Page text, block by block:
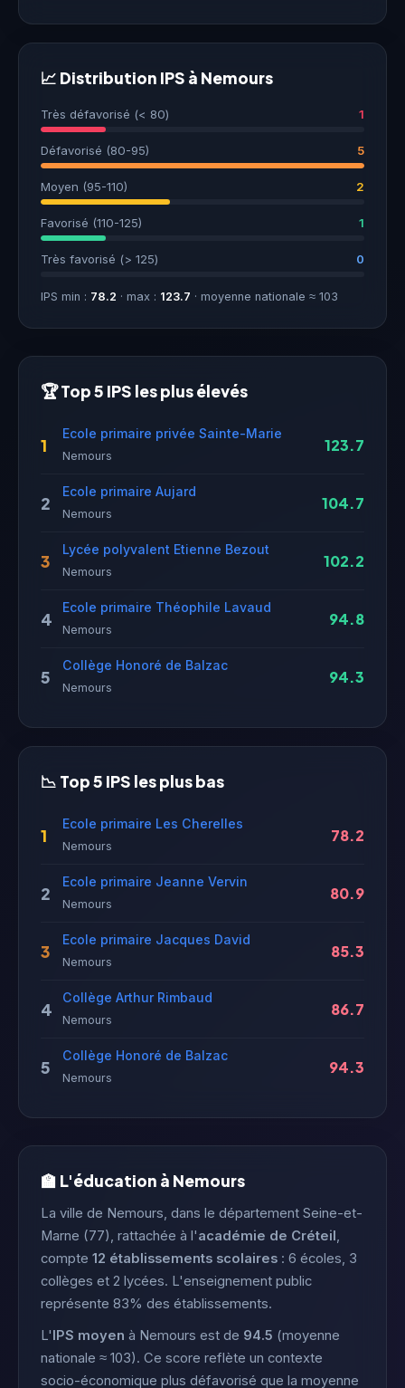
📈 Distribution IPS à Nemours
Très défavorisé (< 80) 1
Défavorisé (80-95) 5
Moyen (95-110) 2
Favorisé (110-125) 1
Très favorisé (> 125) 0
IPS min : 78.2 · max : 123.7 · moyenne nationale ≈ 103
🏆 Top 5 IPS les plus élevés
1
Ecole primaire privée Sainte-Marie
Nemours
123.7
2
Ecole primaire Aujard
Nemours
104.7
3
Lycée polyvalent Etienne Bezout
Nemours
102.2
4
Ecole primaire Théophile Lavaud
Nemours
94.8
5
Collège Honoré de Balzac
Nemours
94.3
📉 Top 5 IPS les plus bas
1
Ecole primaire Les Cherelles
Nemours
78.2
2
Ecole primaire Jeanne Vervin
Nemours
80.9
3
Ecole primaire Jacques David
Nemours
85.3
4
Collège Arthur Rimbaud
Nemours
86.7
5
Collège Honoré de Balzac
Nemours
94.3
🏫 L'éducation à Nemours
La ville de Nemours, dans le département Seine-et-
Marne (77), rattachée à l'académie de Créteil,
compte 12 établissements scolaires : 6 écoles, 3
collèges et 2 lycées. L'enseignement public
représente 83% des établissements.
L'IPS moyen à Nemours est de 94.5 (moyenne
nationale ≈ 103). Ce score reflète un contexte
socio-économique plus défavorisé que la moyenne